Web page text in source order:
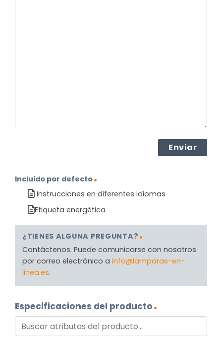
Incluido por defecto
Instrucciones en diferentes idiomas
Etiqueta energética
¿TIENES ALGUNA PREGUNTA?
Contáctenos. Puede comunicarse con nosotros
por correo electrónico a info@lamparas-en-
linea.es.
Especificaciones del producto